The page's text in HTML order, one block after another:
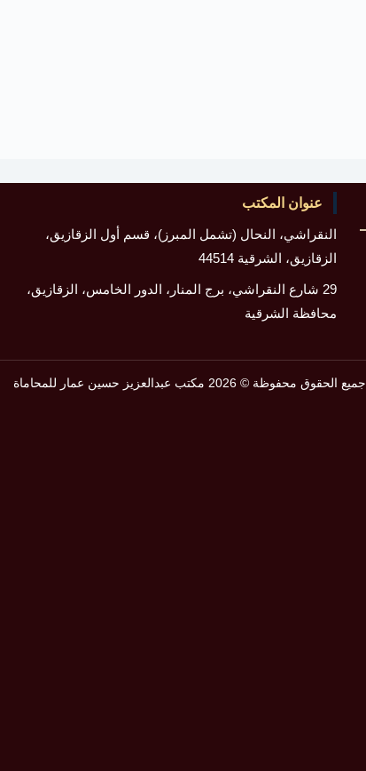
عنوان المكتب
النقراشي، النحال (تشمل المبرز)، قسم أول الزقازيق،
الزقازيق، الشرقية 44514
29 شارع النقراشي، برج المنار، الدور الخامس، الزقازيق،
محافظة الشرقية
جميع الحقوق محفوظة © 2026 مكتب عبدالعزيز حسين عمار للمحاماة